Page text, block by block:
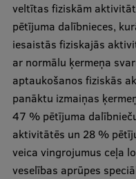
veltītas fiziskām
pētījuma dalībnieces,
iesaistās fiziskajās
ar normālu ķermeņa
aptaukošanos fiziskās
panāktu izmaiņas
47 % pētījuma
aktivitātēs un 28 %
veica vingrojumus ceļa
veselības aprūpes